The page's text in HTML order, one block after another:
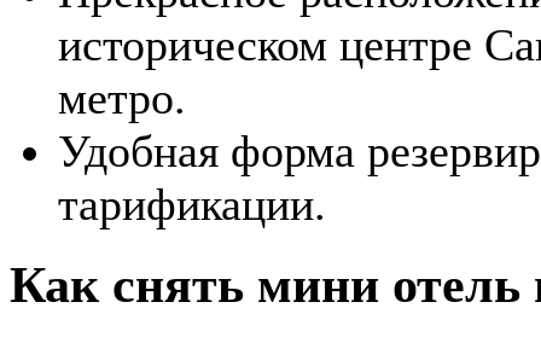
историческом центре
метро.
Удобная форма
тарификации.
Как снять мини отель